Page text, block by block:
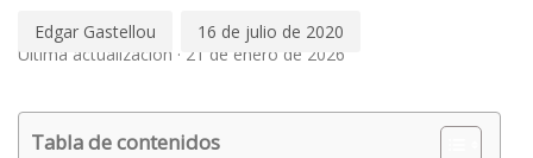
Edgar Gastellou
16 de julio de 2020
Última actualización · 21 de enero de 2026
Tabla de contenidos